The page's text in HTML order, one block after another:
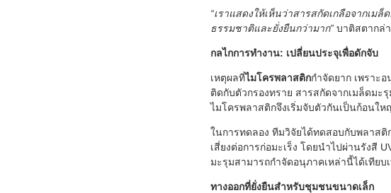
“เราแสดงให้เห็นว่าสารสกัดเกลือจากเ
ธรรมชาติและยั่งยืนกว่ามาก” บาติสตากล่
กลไกการทำงาน: เปลี่ยนประจุเพื่อดักจับ
เหตุผลที่ไมโครพลาสติกกำจัดยาก เพราะ
ติดกับตัวกรองทราย สารสกัดจากเมล็ดมะ
ไมโครพลาสติกจึงเริ่มจับตัวกันเป็นก้อนใ
ในการทดลอง ทีมวิจัยได้ทดสอบกับพลาสติ
เสี่ยงต่อการก่อมะเร็ง โดยนำไปผ่านรังสี
มะรุมสามารถกำจัดอนุภาคเหล่านี้ได้เทียบ
ทางออกที่ยั่งยืนสำหรับชุมชนขนาดเล็ก